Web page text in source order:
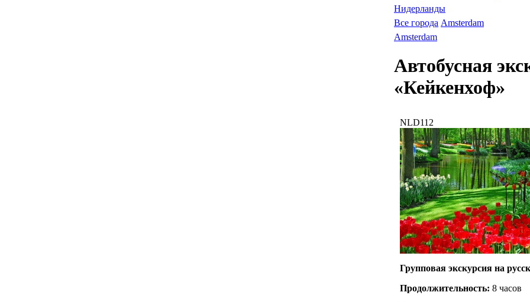
Нидерланды
Все города Amsterdam
Amsterdam
Автобусная
«Кейкенхоф»
NLD112
Групповая экскурсия на
Продолжительность: 8 часов